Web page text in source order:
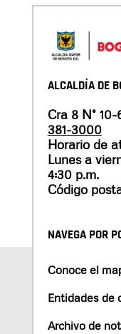
ALCALDÍA DE
Cra 8 N°
381-3000
Horario de
Lunes a
4:30 p.m.
Código
NAVEGA POR
Conoce el
Entidades de
Archivo de